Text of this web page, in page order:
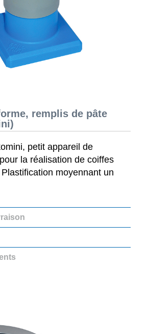
remplis de pâte
petit appareil de
la réalisation de coiffes
moyennant un